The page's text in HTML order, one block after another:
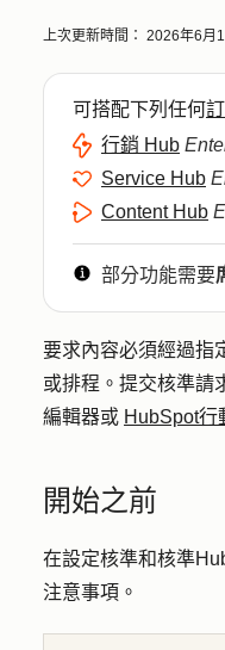
上次更新時間： 2026年6月
可搭配下列任何
行銷 Hub
Service Hub
Content Hub
部分功能需要
要求內容必須經過指
或排程。提交核準請
編輯器或 HubSpot行
開始之前
在設定核準和核準
注意事項。